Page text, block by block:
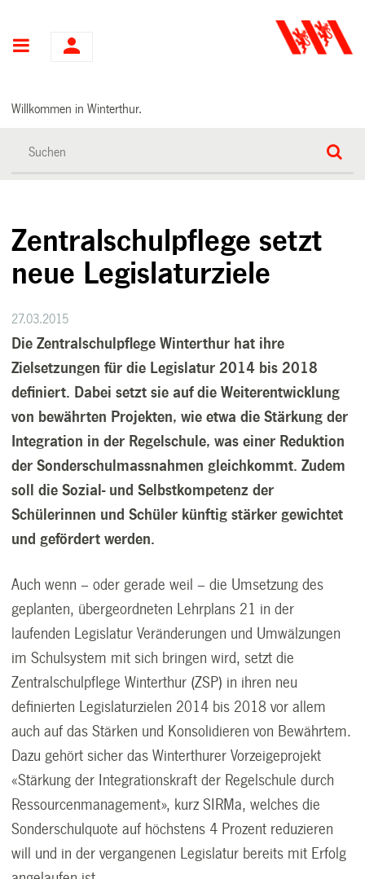
Hauptnavigation
Willkommen in Winterthur.
Zentralschulpflege setzt
neue Legislaturziele
27.03.2015
Die Zentralschulpflege Winterthur hat ihre
Zielsetzungen für die Legislatur 2014 bis 2018
definiert. Dabei setzt sie auf die Weiterentwicklung
von bewährten Projekten, wie etwa die Stärkung der
Integration in der Regelschule, was einer Reduktion
der Sonderschulmassnahmen gleichkommt. Zudem
soll die Sozial- und Selbstkompetenz der
Schülerinnen und Schüler künftig stärker gewichtet
und gefördert werden.
Auch wenn – oder gerade weil – die Umsetzung des
geplanten, übergeordneten Lehrplans 21 in der
laufenden Legislatur Veränderungen und Umwälzungen
im Schulsystem mit sich bringen wird, setzt die
Zentralschulpflege Winterthur (ZSP) in ihren neu
definierten Legislaturzielen 2014 bis 2018 vor allem
auch auf das Stärken und Konsolidieren von Bewährtem.
Dazu gehört sicher das Winterthurer Vorzeigeprojekt
«Stärkung der Integrationskraft der Regelschule durch
Ressourcenmanagement», kurz SIRMa, welches die
Sonderschulquote auf höchstens 4 Prozent reduzieren
will und in der vergangenen Legislatur bereits mit Erfolg